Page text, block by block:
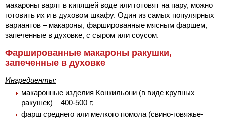
макароны варят в кипящей воде или готовят на пару, можно
готовить их и в духовом шкафу. Один из самых популярных
вариантов – макароны, фаршированные мясным фаршем,
запеченные в духовке, с сыром или соусом.
Фаршированные макароны ракушки,
запеченные в духовке
Ингредиенты:
макаронные изделия Конкильони (в виде крупных
ракушек) – 400-500 г;
фарш среднего или мелкого помола (свино-говяжье-